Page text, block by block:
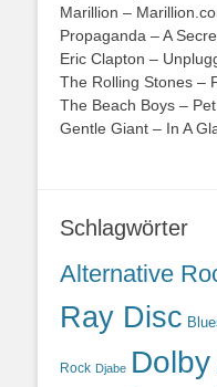
Marillion –
Propaganda – A
Eric Clapton –
The Rolling Stones –
The Beach Boys –
Gentle Giant – In A
Schlagwörter
Alternative
Ray Disc
Rock Djabe